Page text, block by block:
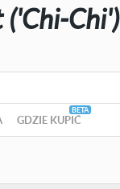
('Chi-Chi')
GDZIE KUPIĆ